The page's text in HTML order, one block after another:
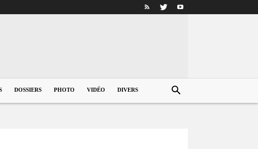
DOSSIERS PHOTO VIDÉO DIVERS